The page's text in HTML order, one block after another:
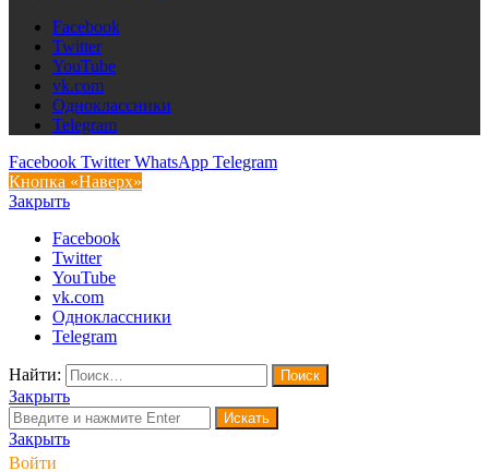
Facebook
Twitter
YouTube
vk.com
Одноклассники
Telegram
Facebook Twitter WhatsApp Telegram
Кнопка «Наверх»
Закрыть
Facebook
Twitter
YouTube
vk.com
Одноклассники
Telegram
Найти:
Закрыть
Искать
Закрыть
Войти